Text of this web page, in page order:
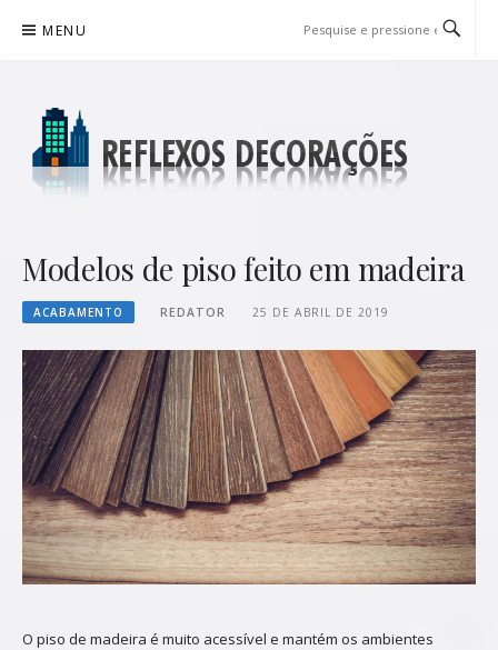
para
MENU
Modelos de piso feito em madeira
ACABAMENTO REDATOR 25 DE ABRIL DE 2019
O piso de madeira é muito acessível e mantém os ambientes